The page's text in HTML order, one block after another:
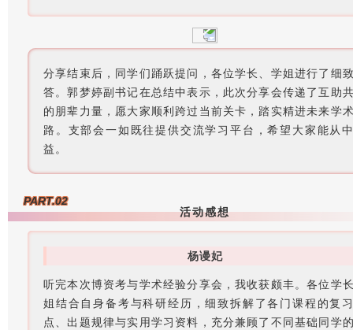
分享结束后，同学们踊跃提问，各位学长、学姐进行了细
答。郭梦婷副书记在总结中表示，此次分享会传递了互助
的朋辈力量，愿大家顺利跨过当前关卡，踏实精进未来学
路。支部会一如既往提供交流学习平台，希望大家能从
益。
PART.02
活动感想
杨谩妃
听完本次博资考与学术经验分享会，我收获颇丰。各位学
姐结合自身备考与科研经历，细致拆解了各门课程的复
点、出题规律与实用学习资料，充分兼顾了不同基础同学